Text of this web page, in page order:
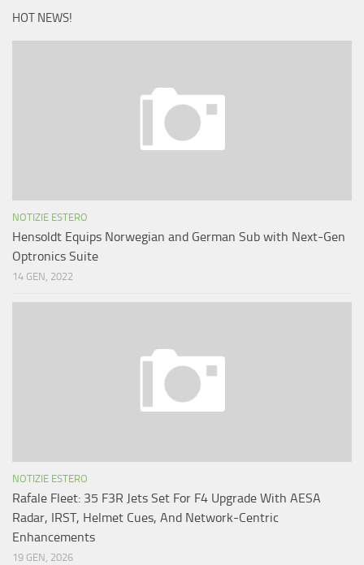
HOT NEWS!
NOTIZIE ESTERO
Hensoldt Equips Norwegian and German Sub with Next-Gen
Optronics Suite
14 GEN, 2022
NOTIZIE ESTERO
Rafale Fleet: 35 F3R Jets Set For F4 Upgrade With AESA
Radar, IRST, Helmet Cues, And Network-Centric
Enhancements
19 GEN, 2026